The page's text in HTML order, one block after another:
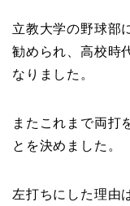
立教大学の野球部
勧められ、高校時
なりました。
またこれまで両打
とを決めました。
左打ちにした理由